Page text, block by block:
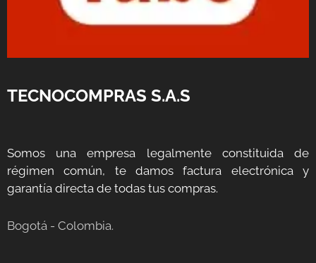
TECNOCOMPRAS S.A.S
Somos una empresa legalmente constituida de
régimen común, te damos factura electrónica y
garantía directa de todas tus compras.
Bogotá - Colombia.